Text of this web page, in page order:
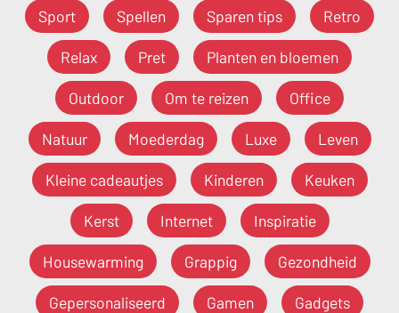
Sport Spellen Sparen tips Retro
Relax Pret Planten en bloemen
Outdoor Om te reizen Office
Natuur Moederdag Luxe Leven
Kleine cadeautjes Kinderen Keuken
Kerst Internet Inspiratie
Housewarming Grappig Gezondheid
Gepersonaliseerd Gamen Gadgets